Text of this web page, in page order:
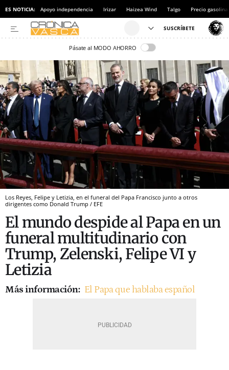
ES NOTICIA: Apoyo independencia Irizar Haizea Wind Talgo Precio gasolina
Pásate al MODO AHORRO
Los Reyes, Felipe y Letizia, en el funeral del Papa Francisco junto a otros
dirigentes como Donald Trump / EFE
El mundo despide al Papa en un
funeral multitudinario con
Trump, Zelenski, Felipe VI y
Letizia
Más información: El Papa que hablaba español